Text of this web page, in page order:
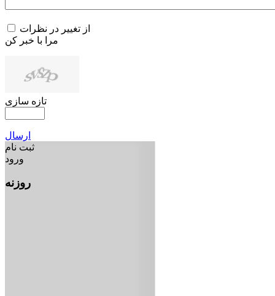
از تغییر در نظرات
مرا با خبر کن
تازه سازی
ارسال
ثبت نام
ورود
روزنه